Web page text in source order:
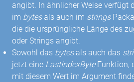
angibt. In ähnlicher Weise verfügt
im bytesals auch im strings
die die ursprüngliche Länge des
oder Strings angibt.
Sowohl das bytesals auch das
jetzt eine LastIndexByteFunktion,
mit diesem Wert im Argument